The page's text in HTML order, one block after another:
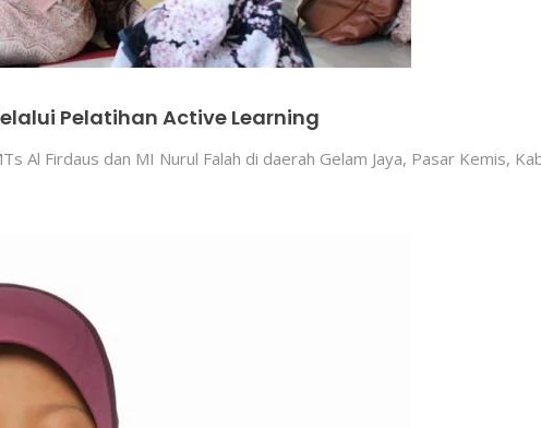
Pelatihan Active Learning
Al Firdaus dan MI Nurul Falah di daerah Gelam Jaya, Pasar Kemis,